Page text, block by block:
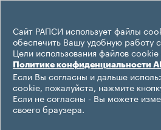
Сайт РАПСИ использует файлы
обеспечить Вашу удобную работу
Цели использования файлов
Политике конфиденциальности
Если Вы согласны и дальше
cookie, пожалуйста, нажмите
Если не согласны - Вы можете
своего браузера.